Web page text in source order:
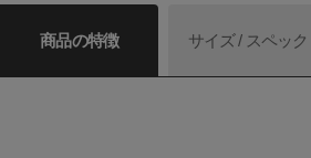
商品の特徴 サイズ / スペック